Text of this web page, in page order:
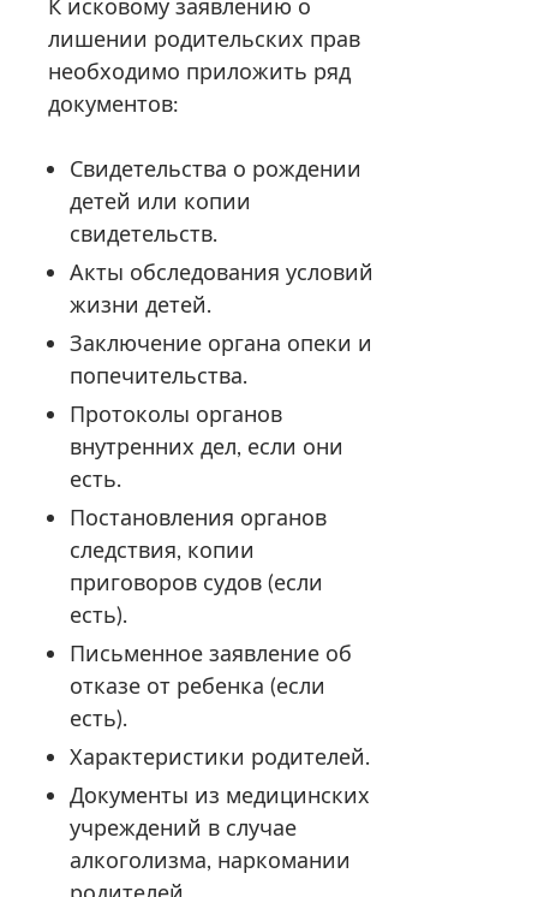
лишении родительских прав
необходимо приложить ряд
документов:
Свидетельства о рождении
детей или копии
свидетельств.
Акты обследования условий
жизни детей.
Заключение органа опеки и
попечительства.
Протоколы органов
внутренних дел, если они
есть.
Постановления органов
следствия, копии
приговоров судов (если
есть).
Письменное заявление об
отказе от ребенка (если
есть).
Характеристики родителей.
Документы из медицинских
учреждений в случае
алкоголизма, наркомании